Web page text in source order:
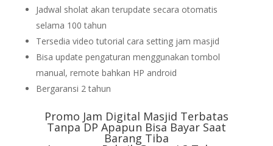
Jadwal sholat akan terupdate secara otomatis
selama 100 tahun
Tersedia video tutorial cara setting jam masjid
Bisa update pengaturan menggunakan tombol
manual, remote bahkan HP android
Bergaransi 2 tahun
Promo Jam Digital Masjid Terbatas
Tanpa DP Apapun Bisa Bayar Saat
Barang Tiba